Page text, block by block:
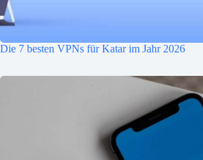
Die 7 besten VPNs für Katar im Jahr 2026